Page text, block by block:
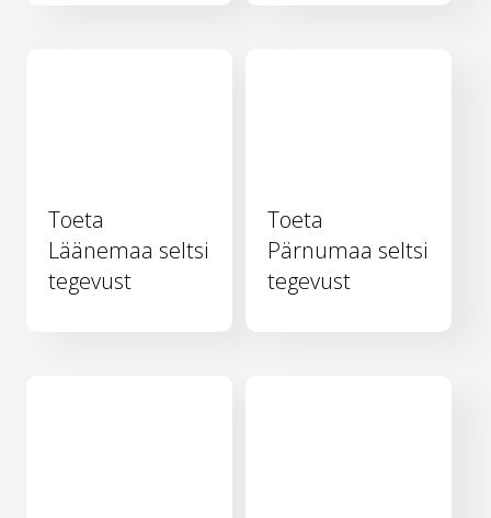
Toeta
Läänemaa seltsi
tegevust
Toeta
Pärnumaa seltsi
tegevust